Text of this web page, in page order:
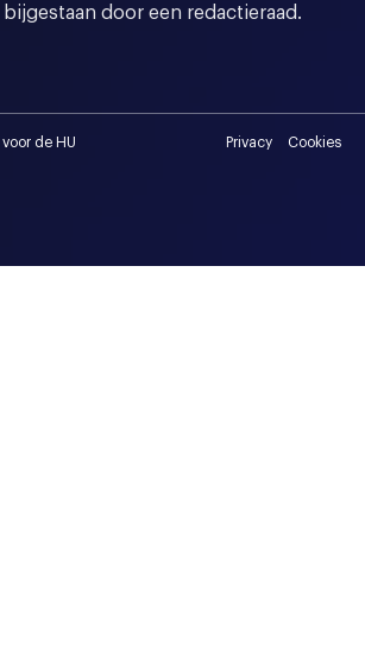
door een redactieraad.
de HU Privacy Cookies